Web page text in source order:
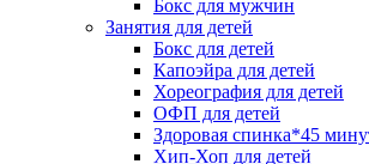
Бокс для мужчин
Занятия для детей
Бокс для детей
Капоэйра для детей
Хореография для детей
ОФП для детей
Здоровая спинка*45
Хип-Хоп для детей